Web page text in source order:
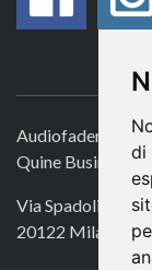
di
Audiofader.com
Quine Business
Via Spadolini 7
20122 Milano